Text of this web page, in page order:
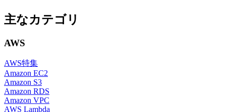
主なカテゴリ
AWS
AWS特集
Amazon EC2
Amazon S3
Amazon RDS
Amazon VPC
AWS Lambda